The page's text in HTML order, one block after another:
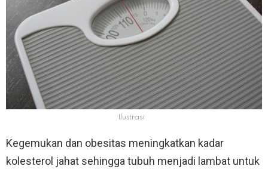
Ilustrasi
Kegemukan dan obesitas meningkatkan kadar
kolesterol jahat sehingga tubuh menjadi lambat untuk